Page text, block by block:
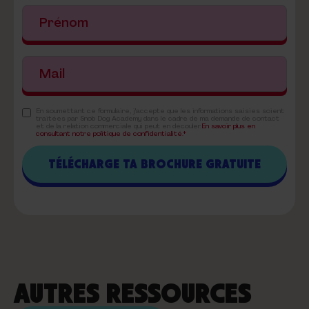
En savoir plus en
consultant notre politique de confidentialité.*
AUTRES RESSOURCES